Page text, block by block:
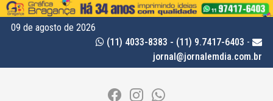
09 de agosto de 2026
(11) 4033-8383 - (11) 9.7417-6403 -
jornal@jornalemdia.com.br